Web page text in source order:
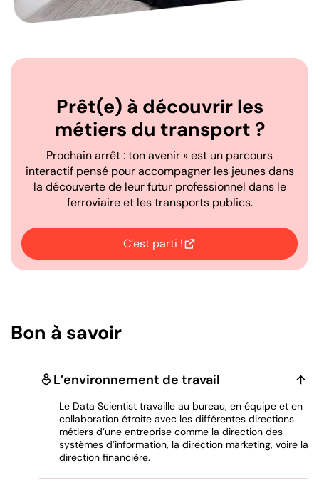
Prêt(e) à découvrir les
métiers du transport ?
Prochain arrêt : ton avenir » est un parcours
interactif pensé pour accompagner les jeunes dans
la découverte de leur futur professionnel dans le
ferroviaire et les transports publics.
C’est parti !Ouvrir dans un nouvel onglet
Bon à savoir
L’environnement de travail
Le Data Scientist travaille au bureau, en équipe et en
collaboration étroite avec les différentes directions
métiers d’une entreprise comme la direction des
systèmes d’information, la direction marketing, voire la
direction financière.